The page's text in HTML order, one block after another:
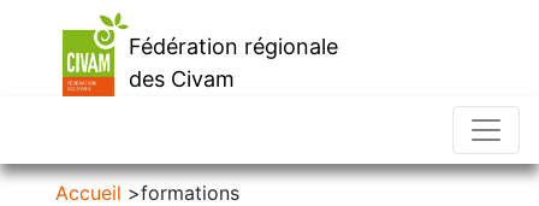
Fédération régionale
des Civam
Accueil >formations